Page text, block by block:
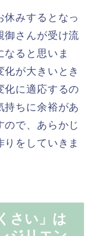
休みするとなっ
御さんが受け流
ると思いま
が大きいとき
化に適応するの
持ちに余裕があ
ので、あらかじ
をしていきま
さい」は